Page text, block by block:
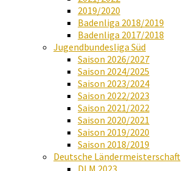
2019/2020
Badenliga 2018/2019
Badenliga 2017/2018
Jugendbundesliga Süd
Saison 2026/2027
Saison 2024/2025
Saison 2023/2024
Saison 2022/2023
Saison 2021/2022
Saison 2020/2021
Saison 2019/2020
Saison 2018/2019
Deutsche Ländermeisterschaft
DLM 2023